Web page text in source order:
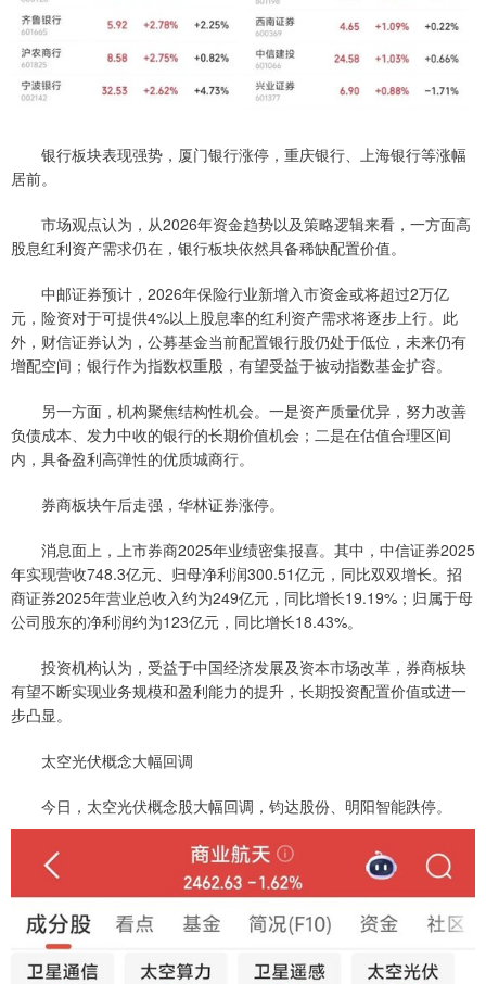
银行板块表现强势，厦门银行涨停，重庆银行、上海银行等涨幅
居前。
市场观点认为，从2026年资金趋势以及策略逻辑来看，一方面高
股息红利资产需求仍在，银行板块依然具备稀缺配置价值。
中邮证券预计，2026年保险行业新增入市资金或将超过2万亿
元，险资对于可提供4%以上股息率的红利资产需求将逐步上行。此
外，财信证券认为，公募基金当前配置银行股仍处于低位，未来仍有
增配空间；银行作为指数权重股，有望受益于被动指数基金扩容。
另一方面，机构聚焦结构性机会。一是资产质量优异，努力改善
负债成本、发力中收的银行的长期价值机会；二是在估值合理区间
内，具备盈利高弹性的优质城商行。
券商板块午后走强，华林证券涨停。
消息面上，上市券商2025年业绩密集报喜。其中，中信证券2025
年实现营收748.3亿元、归母净利润300.51亿元，同比双双增长。招
商证券2025年营业总收入约为249亿元，同比增长19.19%；归属于母
公司股东的净利润约为123亿元，同比增长18.43%。
投资机构认为，受益于中国经济发展及资本市场改革，券商板块
有望不断实现业务规模和盈利能力的提升，长期投资配置价值或进一
步凸显。
太空光伏概念大幅回调
今日，太空光伏概念股大幅回调，钧达股份、明阳智能跌停。